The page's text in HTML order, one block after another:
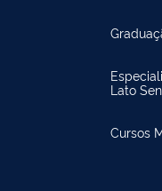
Lato
Cursos